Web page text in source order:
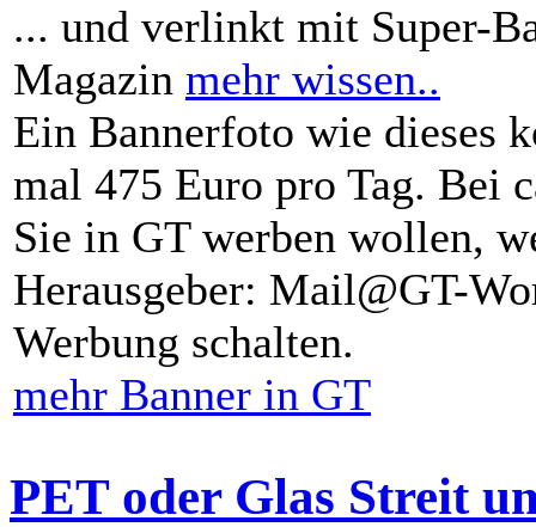
... und verlinkt mit Super-
Magazin mehr wissen..
Ein Bannerfoto wie dieses
mal 475 Euro pro Tag. Bei
Sie in GT werben wollen,
Herausgeber: Mail@GT-
Werbung schalten.
mehr Banner in GT
PET oder Glas Streit